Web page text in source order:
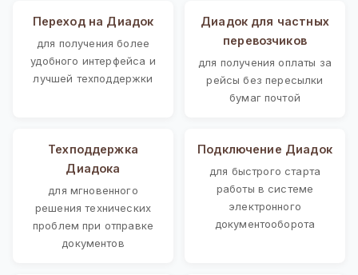
Переход на Диадок
для получения более
удобного интерфейса и
лучшей техподдержки
Диадок для частных
перевозчиков
для получения оплаты за
рейсы без пересылки
бумаг почтой
Техподдержка
Диадока
для мгновенного
решения технических
проблем при отправке
документов
Подключение Диадок
для быстрого старта
работы в системе
электронного
документооборота